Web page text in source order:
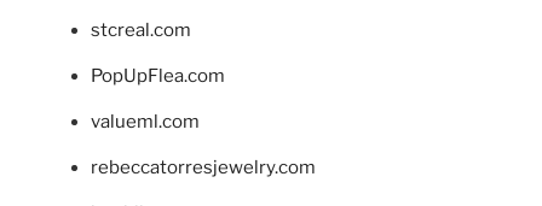
stcreal.com
PopUpFlea.com
valueml.com
rebeccatorresjewelry.com